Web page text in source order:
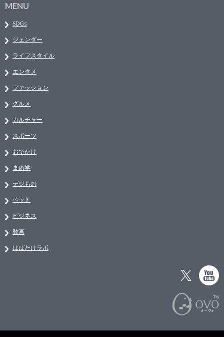
MENU
SDGs
ジェンダー
ライフスタイル
エンタメ
ファッション
グルメ
カルチャー
スポーツ
おでかけ
まめ学
デジもの
ペット
ビジネス
動画
はばたけラボ